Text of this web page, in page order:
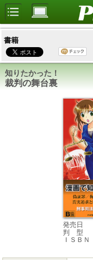
書籍
知りたかった！
裁判の舞台裏
発売日
判 型
ＩＳＢＮ